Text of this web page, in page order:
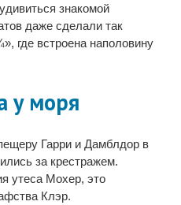
знакомой
даже сделали так
где встроена наполовину
у моря
Гарри и Дамблдор в
за крестражем.
утеса Мохер, это
Клэр.